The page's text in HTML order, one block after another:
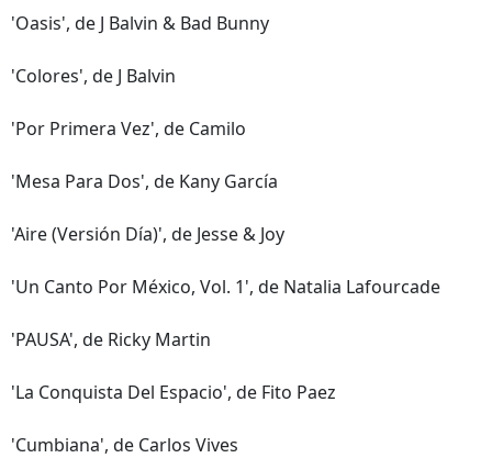
'Oasis', de J Balvin & Bad Bunny
'Colores', de J Balvin
'Por Primera Vez', de Camilo
'Mesa Para Dos', de Kany García
'Aire (Versión Día)', de Jesse & Joy
'Un Canto Por México, Vol. 1', de Natalia Lafourcade
'PAUSA', de Ricky Martin
'La Conquista Del Espacio', de Fito Paez
'Cumbiana', de Carlos Vives